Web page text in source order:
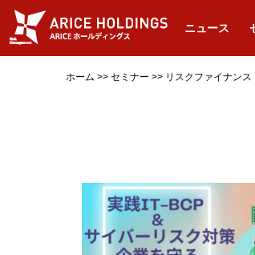
ニュース
ホーム >> セミナー >> リスクファイナンス